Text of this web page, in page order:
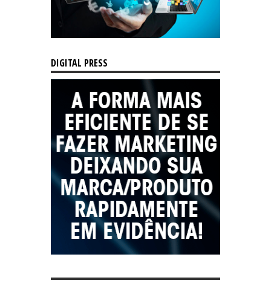
DIGITAL PRESS